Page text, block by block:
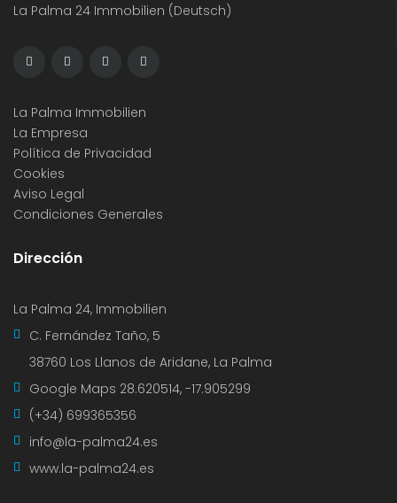
La Palma 24 Immobilien (Deutsch)
La Palma Immobilien
La Empresa
Política de Privacidad
Cookies
Aviso Legal
Condiciones Generales
Dirección
La Palma 24, Immobilien
C. Fernández Taño, 5
38760 Los Llanos de Aridane, La Palma
Google Maps 28.620514, -17.905299
(+34) 699365356
info@la-palma24.es
www.la-palma24.es